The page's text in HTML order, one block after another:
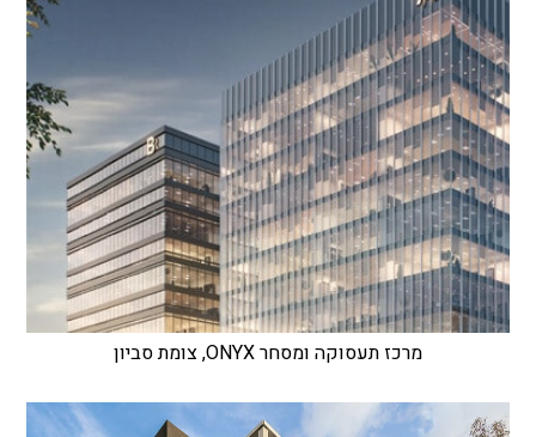
מרכז תעסוקה ומסחר ONYX, צומת סביון